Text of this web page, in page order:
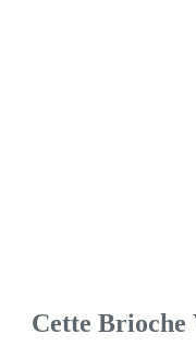
Cette Brioche